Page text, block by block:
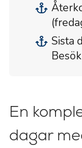
Sista
En
dagar